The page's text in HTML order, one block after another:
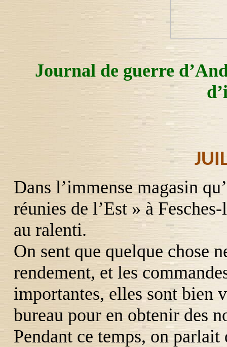
Journal de guerre
Dans l’immense magasin
réunies de l’Est » à Fesches-
au ralenti.
On sent que quelque chose
rendement, et les
importantes, elles sont bien
bureau pour en obtenir des
Pendant ce temps, on